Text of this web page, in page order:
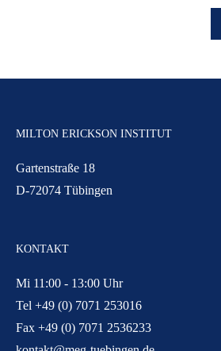
MILTON ERICKSON INSTITUT
Gartenstraße 18
D-72074 Tübingen
KONTAKT
Mi 11:00 - 13:00 Uhr
Tel +49 (0) 7071 253016
Fax +49 (0) 7071 2536233